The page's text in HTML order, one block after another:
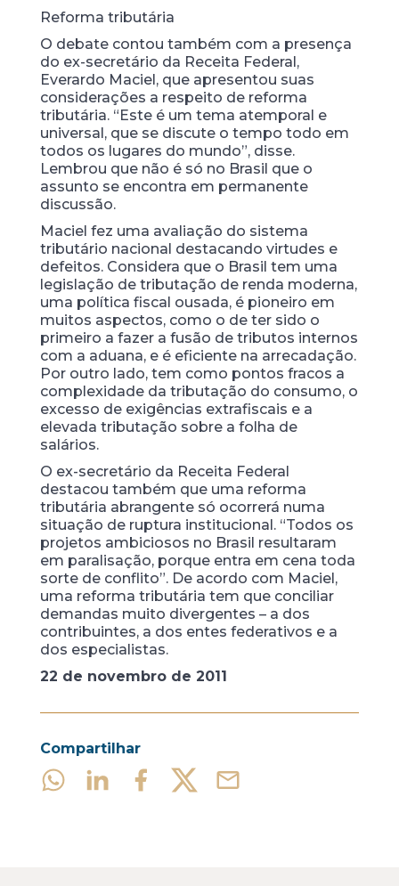
Reforma tributária
O debate contou também com a presença
do ex-secretário da Receita Federal,
Everardo Maciel, que apresentou suas
considerações a respeito de reforma
tributária. “Este é um tema atemporal e
universal, que se discute o tempo todo em
todos os lugares do mundo”, disse.
Lembrou que não é só no Brasil que o
assunto se encontra em permanente
discussão.
Maciel fez uma avaliação do sistema
tributário nacional destacando virtudes e
defeitos. Considera que o Brasil tem uma
legislação de tributação de renda moderna,
uma política fiscal ousada, é pioneiro em
muitos aspectos, como o de ter sido o
primeiro a fazer a fusão de tributos internos
com a aduana, e é eficiente na arrecadação.
Por outro lado, tem como pontos fracos a
complexidade da tributação do consumo, o
excesso de exigências extrafiscais e a
elevada tributação sobre a folha de
salários.
O ex-secretário da Receita Federal
destacou também que uma reforma
tributária abrangente só ocorrerá numa
situação de ruptura institucional. “Todos os
projetos ambiciosos no Brasil resultaram
em paralisação, porque entra em cena toda
sorte de conflito”. De acordo com Maciel,
uma reforma tributária tem que conciliar
demandas muito divergentes – a dos
contribuintes, a dos entes federativos e a
dos especialistas.
22 de novembro de 2011
Compartilhar